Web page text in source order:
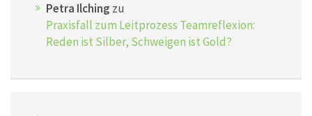
Petra Ilching zu
Praxisfall zum Leitprozess Teamreflexion:
Reden ist Silber, Schweigen ist Gold?